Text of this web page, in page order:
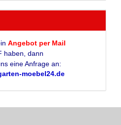
Angebot per Mail
haben, dann
eine Anfrage an:
moebel24.de